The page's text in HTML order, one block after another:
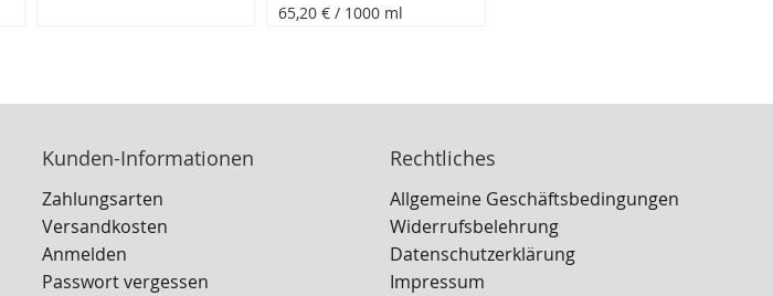
65,20 € / 1000 ml
Kunden-Informationen
Zahlungsarten
Versandkosten
Anmelden
Passwort vergessen
Rechtliches
Allgemeine Geschäftsbedingungen
Widerrufsbelehrung
Datenschutzerklärung
Impressum